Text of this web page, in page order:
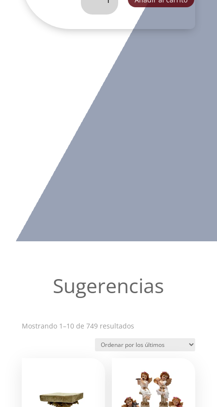
MATIZADO-
cantidad
Sugerencias
Mostrando 1–10 de 749 resultadosOrdenado
los